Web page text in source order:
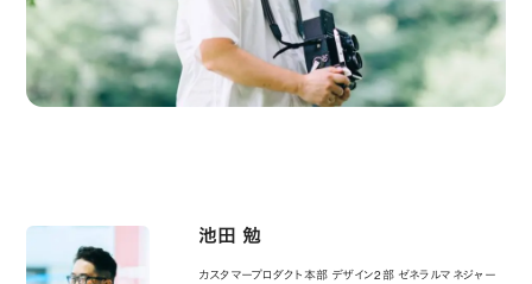
池田 勉
カスタマープロダクト本部 デザイン2部 ゼネラルマネジャー